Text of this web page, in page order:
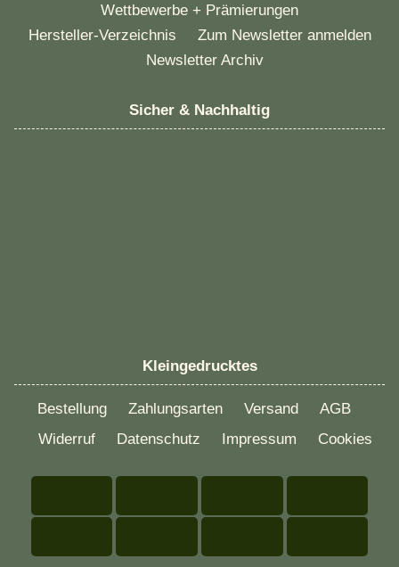
Wettbewerbe + Prämierungen
Hersteller-Verzeichnis
Zum Newsletter anmelden
Newsletter Archiv
Sicher & Nachhaltig
Kleingedrucktes
Bestellung Zahlungsarten Versand
AGB
Widerruf
Datenschutz Impressum Cookies